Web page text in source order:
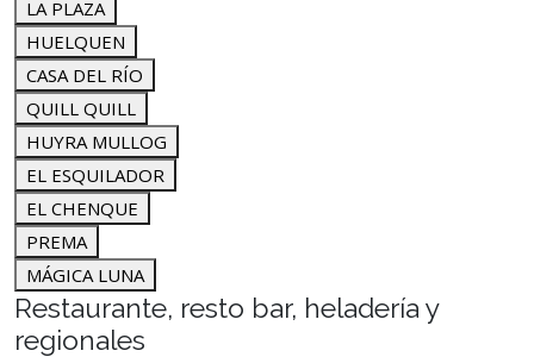
LA PLAZA
HUELQUEN
CASA DEL RÍO
QUILL QUILL
HUYRA MULLOG
EL ESQUILADOR
EL CHENQUE
PREMA
MÁGICA LUNA
Restaurante, resto bar, heladería y
regionales